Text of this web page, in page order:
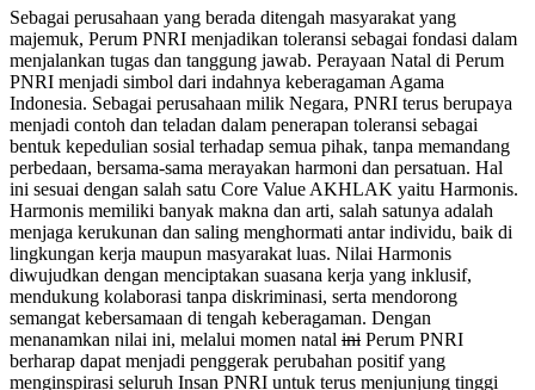
Sebagai perusahaan yang berada ditengah masyarakat yang
majemuk, Perum PNRI menjadikan toleransi sebagai fondasi dalam
menjalankan tugas dan tanggung jawab. Perayaan Natal di Perum
PNRI menjadi simbol dari indahnya keberagaman Agama
Indonesia. Sebagai perusahaan milik Negara, PNRI terus berupaya
menjadi contoh dan teladan dalam penerapan toleransi sebagai
bentuk kepedulian sosial terhadap semua pihak, tanpa memandang
perbedaan, bersama-sama merayakan harmoni dan persatuan. Hal
ini sesuai dengan salah satu Core Value AKHLAK yaitu Harmonis.
Harmonis memiliki banyak makna dan arti, salah satunya adalah
menjaga kerukunan dan saling menghormati antar individu, baik di
lingkungan kerja maupun masyarakat luas. Nilai Harmonis
diwujudkan dengan menciptakan suasana kerja yang inklusif,
mendukung kolaborasi tanpa diskriminasi, serta mendorong
semangat kebersamaan di tengah keberagaman. Dengan
menanamkan nilai ini, melalui momen natal ini Perum PNRI
berharap dapat menjadi penggerak perubahan positif yang
menginspirasi seluruh Insan PNRI untuk terus menjunjung tinggi